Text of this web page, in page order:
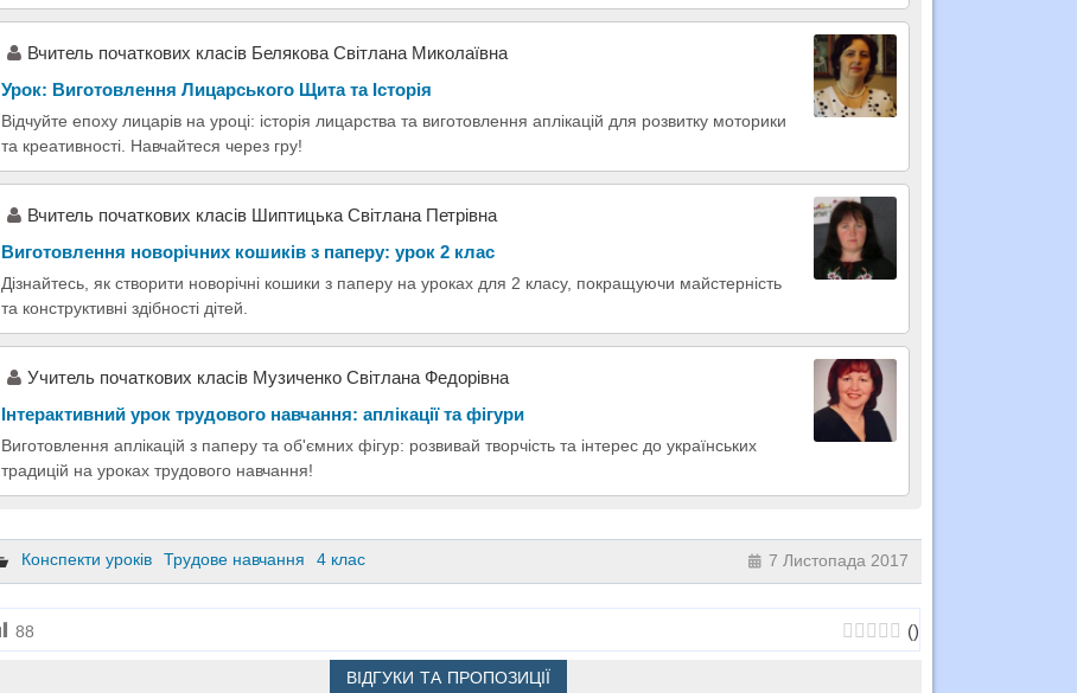
Вчитель початкових класів Белякова Світлана Миколаївна
Урок: Виготовлення Лицарського Щита та Історія
Відчуйте епоху лицарів на уроці: історія лицарства та виготовлення аплікацій для розвитку моторики
та креативності. Навчайтеся через гру!
Вчитель початкових класів Шиптицька Світлана Петрівна
Виготовлення новорічних кошиків з паперу: урок 2 клас
Дізнайтесь, як створити новорічні кошики з паперу на уроках для 2 класу, покращуючи майстерність
та конструктивні здібності дітей.
Учитель початкових класів Музиченко Світлана Федорівна
Інтерактивний урок трудового навчання: аплікації та фігури
Виготовлення аплікацій з паперу та об'ємних фігур: розвивай творчість та інтерес до українських
традицій на уроках трудового навчання!
Конспекти уроків Трудове навчання 4 клас 7 Листопада 2017
88 ()
ВІДГУКИ ТА ПРОПОЗИЦІЇ